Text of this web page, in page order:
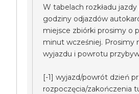
W tabelach rozkładu
godziny odjazdów
miejsce zbiórki prosimy o
minut wcześniej. Prosimy
wyjazdu i powrotu
[-1] wyjazd/powrót dzień
rozpoczęcia/zakończenia